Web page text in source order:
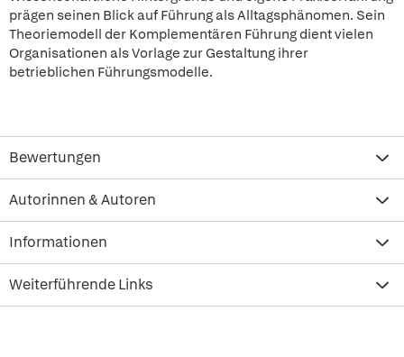
prägen seinen Blick auf Führung als Alltagsphänomen. Sein
Theoriemodell der Komplementären Führung dient vielen
Organisationen als Vorlage zur Gestaltung ihrer
betrieblichen Führungsmodelle.
Bewertungen
Autorinnen & Autoren
Informationen
Weiterführende Links